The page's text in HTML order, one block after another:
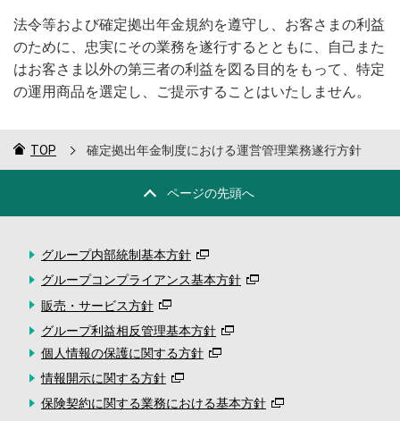
法令等および確定拠出年金規約を遵守し、お客さまの利益
のために、忠実にその業務を遂行するとともに、自己また
はお客さま以外の第三者の利益を図る目的をもって、特定
の運用商品を選定し、ご提示することはいたしません。
TOP 確定拠出年金制度における運営管理業務遂行方針
ページの先頭へ
グループ内部統制基本方針
グループコンプライアンス基本方針
販売・サービス方針
グループ利益相反管理基本方針
個人情報の保護に関する方針
情報開示に関する方針
保険契約に関する業務における基本方針